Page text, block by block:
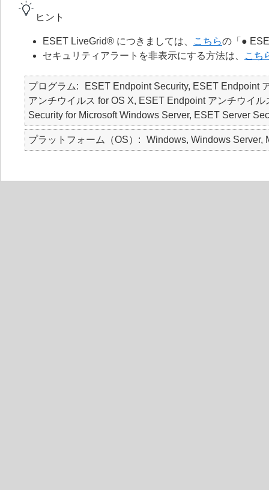
ヒント
ESET LiveGrid® につきましては、 こちらの「●
セキュリティアラートを非表示にする方法は、
こち
プログラム
ESET Endpoint Security, ESET Endpoint
アンチウイルス for OS X, ESET Endpoint アンチウイ
Security for Microsoft Windows Server, ESET Server
プラットフォーム（OS） Windows, Windows Server,